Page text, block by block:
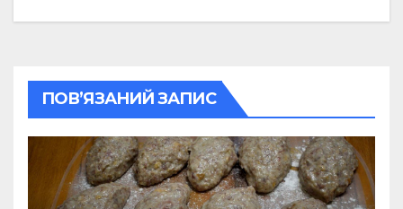
ПОВ’ЯЗАНИЙ ЗАПИС